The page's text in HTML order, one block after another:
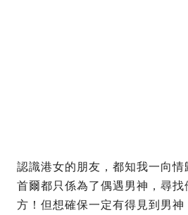
認識港女的朋友，都知我一向
首爾都只係為了偶遇男神，尋
方！但想確保一定有得見到男